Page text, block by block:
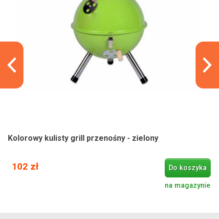
Kolorowy kulisty grill przenośny - zielony
102 zł Do koszyka
na magazynie